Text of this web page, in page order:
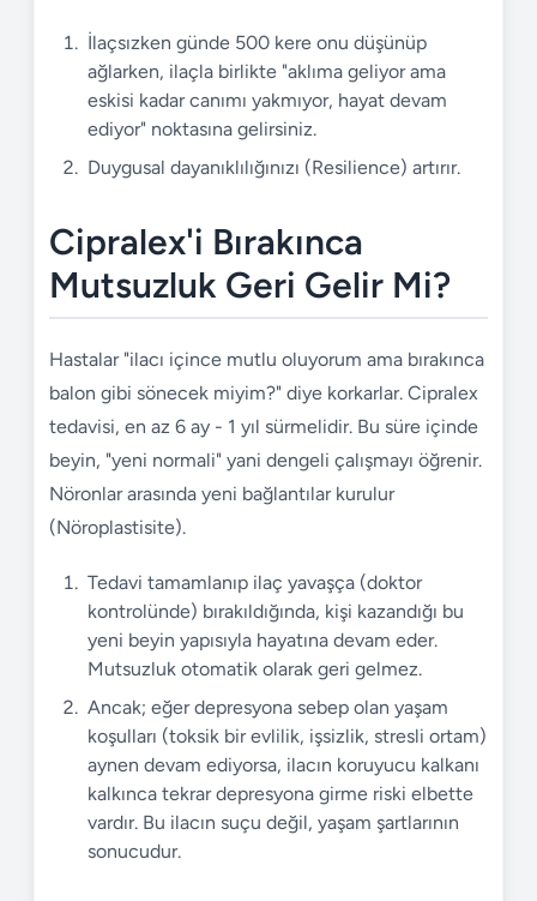
İlaçsızken günde 500 kere onu düşünüp
ağlarken, ilaçla birlikte "aklıma geliyor ama
eskisi kadar canımı yakmıyor, hayat devam
ediyor" noktasına gelirsiniz.
Duygusal dayanıklılığınızı (Resilience) artırır.
Cipralex'i Bırakınca
Mutsuzluk Geri Gelir Mi?
Hastalar "ilacı içince mutlu oluyorum ama bırakınca
balon gibi sönecek miyim?" diye korkarlar. Cipralex
tedavisi, en az 6 ay - 1 yıl sürmelidir. Bu süre içinde
beyin, "yeni normali" yani dengeli çalışmayı öğrenir.
Nöronlar arasında yeni bağlantılar kurulur
(Nöroplastisite).
Tedavi tamamlanıp ilaç yavaşça (doktor
kontrolünde) bırakıldığında, kişi kazandığı bu
yeni beyin yapısıyla hayatına devam eder.
Mutsuzluk otomatik olarak geri gelmez.
Ancak; eğer depresyona sebep olan yaşam
koşulları (toksik bir evlilik, işsizlik, stresli ortam)
aynen devam ediyorsa, ilacın koruyucu kalkanı
kalkınca tekrar depresyona girme riski elbette
vardır. Bu ilacın suçu değil, yaşam şartlarının
sonucudur.